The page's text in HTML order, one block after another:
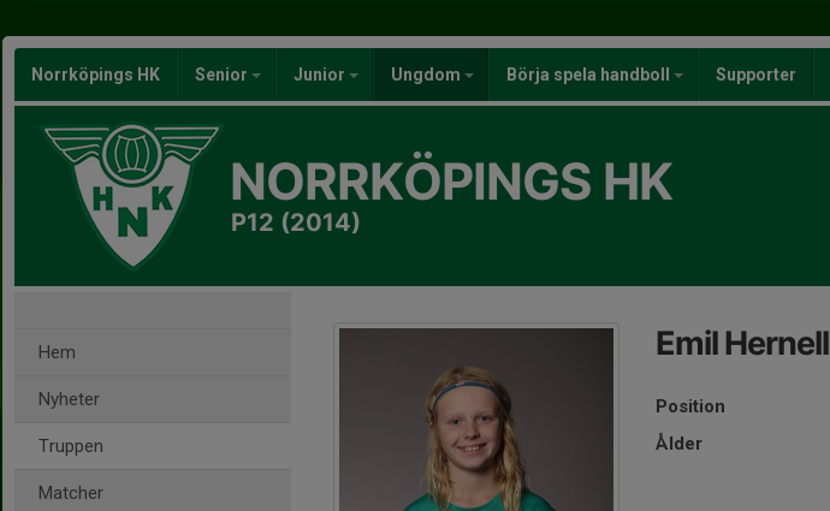
Norrköpings HK Senior Junior Ungdom Börja spela handboll Supporter
NORRKÖPINGS HK
P12 (2014)
Hem
Nyheter
Truppen
Matcher
Emil Hernell
Position
Ålder